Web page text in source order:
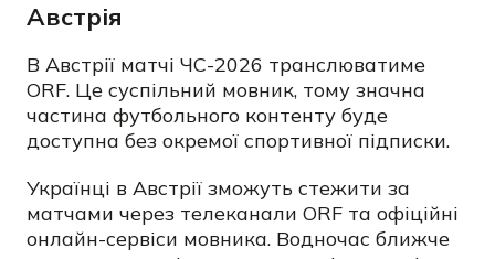
Австрія
В Австрії матчі ЧС-2026 транслюватиме
ORF. Це суспільний мовник, тому значна
частина футбольного контенту буде
доступна без окремої спортивної підписки.
Українці в Австрії зможуть стежити за
матчами через телеканали ORF та офіційні
онлайн-сервіси мовника. Водночас ближче